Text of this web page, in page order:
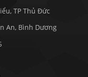
TP Thủ Đức
An, Bình Dương